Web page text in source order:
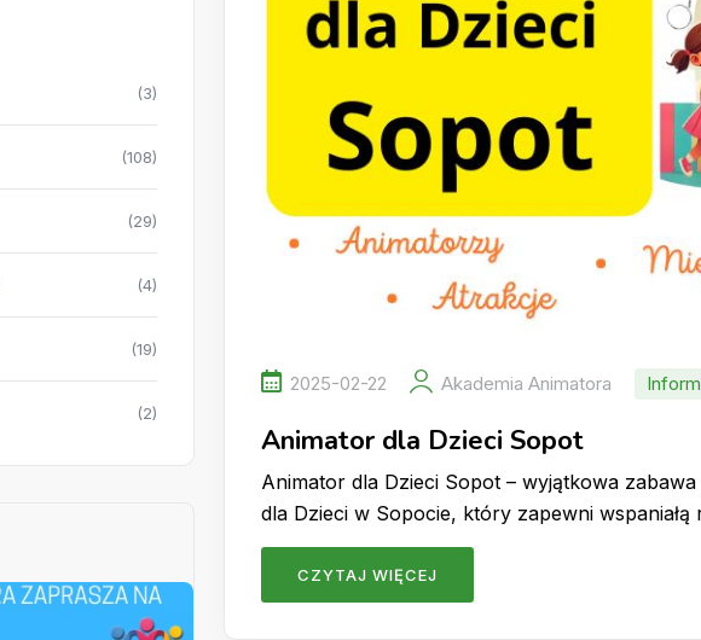
2025-02-22 Akademia Animatora
Animator dla Dzieci Sopot
Animator dla Dzieci Sopot – wyjątkowa
dla Dzieci w Sopocie, który zapewni
CZYTAJ WIĘCEJ
(3)
(108)
(29)
(4)
(19)
(2)